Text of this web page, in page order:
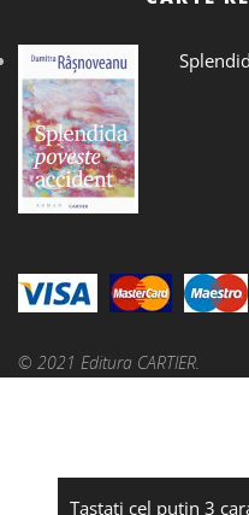
© 2021 Editura CARTIER.